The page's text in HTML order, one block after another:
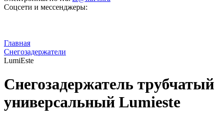
Соцсети и мессенджеры:
Главная
Снегозадержатели
LumiEste
Снегозадержатель трубчатый
универсальный Lumieste